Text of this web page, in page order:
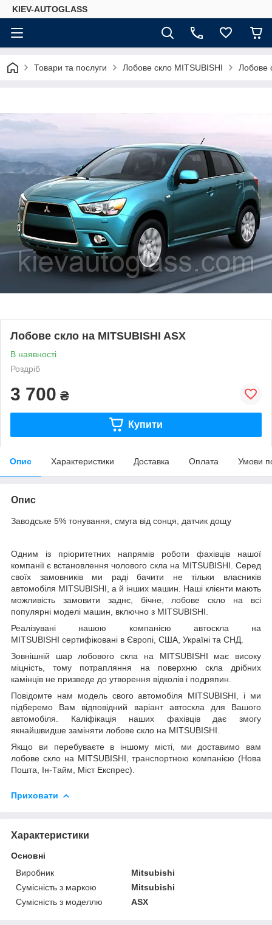
KIEV-AUTOGLASS
Товари та послуги Лобове скло MITSUBISHI Лобове
Лобове скло на MITSUBISHI ASX
В наявності
Роздріб
3 700 ₴
Купити
Опис Характеристики Доставка Оплата Умови
Опис
Заводське 5% тонування, смуга від сонця, датчик дощу
Одним із пріоритетних напрямів роботи фахівців нашої
компанії є встановлення чолового скла на MITSUBISHI. Серед
своїх замовників ми раді бачити не тільки власників
автомобіля MITSUBISHI, а й інших машин. Наші клієнти мають
можливість замовити заднє, бічне, лобове скло на всі
популярні моделі машин, включно з MITSUBISHI.
Реалізувані нашою компанією автоскла на
MITSUBISHI сертифіковані в Європі, США, Україні та СНД.
Зовнішній шар лобового скла на MITSUBISHI має високу
міцність, тому потрапляння на поверхню скла дрібних
камінців не призведе до утворення відколів і подряпин.
Повідомте нам модель свого автомобіля MITSUBISHI, і ми
підберемо Вам відповідний варіант автоскла для Вашого
автомобіля. Каліфікація наших фахівців дає змогу
якнайшвидше заміняти лобове скло на MITSUBISHI.
Якщо ви перебуваєте в іншому місті, ми доставимо вам
лобове скло на MITSUBISHI, транспортною компанією (Нова
Пошта, Ін-Тайм, Міст Експрес).
Приховати
Характеристики
Основні
Виробник
Mitsubishi
Сумісність з маркою
Mitsubishi
Сумісність з моделлю
ASX